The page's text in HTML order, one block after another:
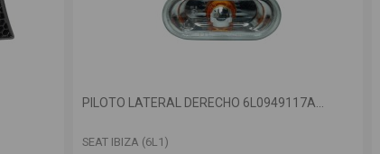
PILOTO LATERAL DERECHO 6L0949117A...
SEAT IBIZA (6L1)